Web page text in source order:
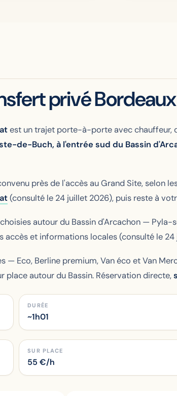
privé
est un trajet porte-à-porte avec chauffeur,
de-Buch, à l'entrée sud du Bassin
près de l'accès au Grand Site, selon
(consulté le 24 juillet 2026), puis reste à
autour du Bassin d'Arcachon — Pyla-
accès et informations locales (consulté le
— Eco, Berline premium, Van éco et Van
place autour du Bassin. Réservation directe,
DURÉE
~1h01
SUR PLACE
55 €/h